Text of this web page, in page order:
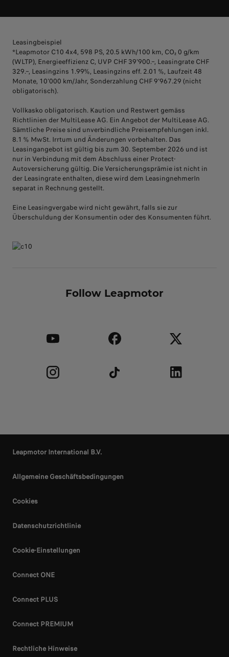
Leasingbeispiel
*Leapmotor C10 4x4, 598 PS, 20.5 kWh/100 km, CO₂ 0 g/km
(WLTP), Energieeffizienz C, UVP CHF 39'900.–, Leasingrate CHF
329.–, Leasingzins 1.99%, Leasingzins eff. 2.01 %, Laufzeit 48
Monate, 10'000 km/Jahr, Sonderzahlung CHF 9'967.29 (nicht
obligatorisch).
Vollkasko obligatorisch. Kaution und Restwert gemäss
Richtlinien der MultiLease AG. Ein Angebot der MultiLease AG.
Sämtliche Preise sind unverbindliche Preisempfehlungen inkl.
8.1 % MwSt. Irrtum und Änderungen vorbehalten. Das
Leasingangebot ist gültig bis zum 30. September 2026 und ist
nur in Verbindung mit dem Abschluss einer Protect-
Autoversicherung gültig. Die Versicherungsprämie ist nicht in
der Leasingrate enthalten, diese wird dem LeasingnehmerIn
separat in Rechnung gestellt.
Eine Leasingvergabe wird nicht gewährt, falls sie zur
Überschuldung der Konsumentin oder des Konsumenten führt.
Follow Leapmotor
Leapmotor International B.V.
Allgemeine Geschäftsbedingungen
Cookies
Datenschutzrichtlinie
Cookie-Einstellungen
Connect ONE
Connect PLUS
Connect PREMIUM
Rechtliche Hinweise